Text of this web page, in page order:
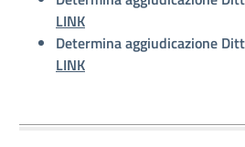
LINK
Determina aggiudicazione
LINK